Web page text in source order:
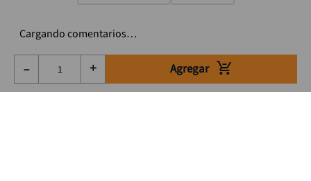
＋
－ Agregar
Cargando comentarios…